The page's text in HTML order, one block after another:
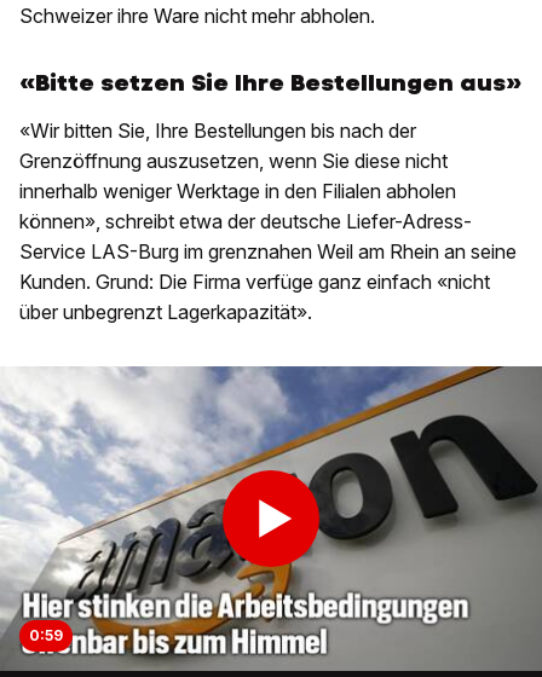
Schweizer ihre Ware nicht mehr abholen.
«Bitte setzen Sie Ihre Bestellungen aus»
«Wir bitten Sie, Ihre Bestellungen bis nach der
Grenzöffnung auszusetzen, wenn Sie diese nicht
innerhalb weniger Werktage in den Filialen abholen
können», schreibt etwa der deutsche Liefer-Adress-
Service LAS-Burg im grenznahen Weil am Rhein an seine
Kunden. Grund: Die Firma verfüge ganz einfach «nicht
über unbegrenzt Lagerkapazität».
0:59